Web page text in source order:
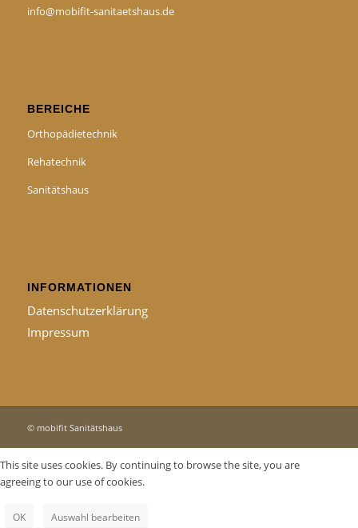
info@mobifit-sanitaetshaus.de
BEREICHE
Orthopädietechnik
Rehatechnik
Sanitätshaus
INFORMATIONEN
Datenschutzerklärung
Impressum
© mobifit Sanitätshaus
This site uses cookies. By continuing to browse the site, you are
agreeing to our use of cookies.
OK Auswahl bearbeiten